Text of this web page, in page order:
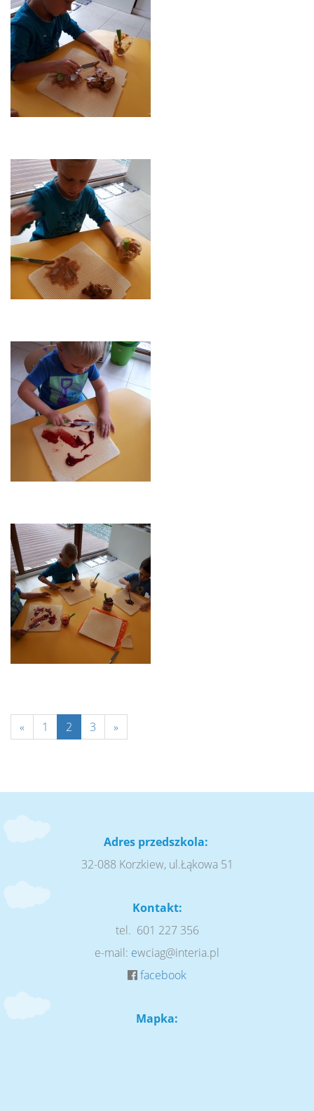
« 1 2 3 »
Adres przedszkola:
32-088 Korzkiew, ul.Łąkowa 51
Kontakt:
tel. 601 227 356
e-mail: ewciag@interia.pl
facebook
Mapka: